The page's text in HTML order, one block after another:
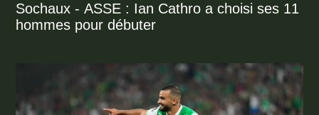
Sochaux - ASSE : Ian Cathro a choisi ses 11
hommes pour débuter